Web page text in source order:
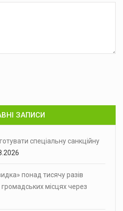
ЗАПИСИ
спеціальну санкційну
понад тисячу разів
місцях через